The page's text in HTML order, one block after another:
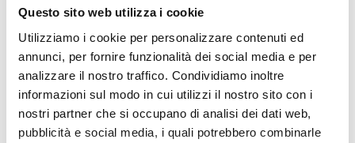
Questo sito web utilizza i cookie
Utilizziamo i cookie per personalizzare contenuti ed
annunci, per fornire funzionalità dei social media e per
analizzare il nostro traffico. Condividiamo inoltre
informazioni sul modo in cui utilizzi il nostro sito con i
nostri partner che si occupano di analisi dei dati web,
pubblicità e social media, i quali potrebbero combinarle
coinvolgendo almeno in prima istanza l’ARPAE. Potranno
essere fornite anche spiegazioni sui contenuti del
Regolamento Comunale per la disciplina delle attività
Rumorose con particolare riferimento al rilascio
delle autorizzazioni in deroga ai limiti di rumore per le
manifestazioni temporanee e per i cantieri e in merito alla
gestione degli esposti.